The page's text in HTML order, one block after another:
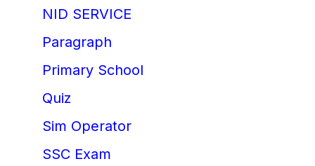
NID SERVICE
Paragraph
Primary School
Quiz
Sim Operator
SSC Exam